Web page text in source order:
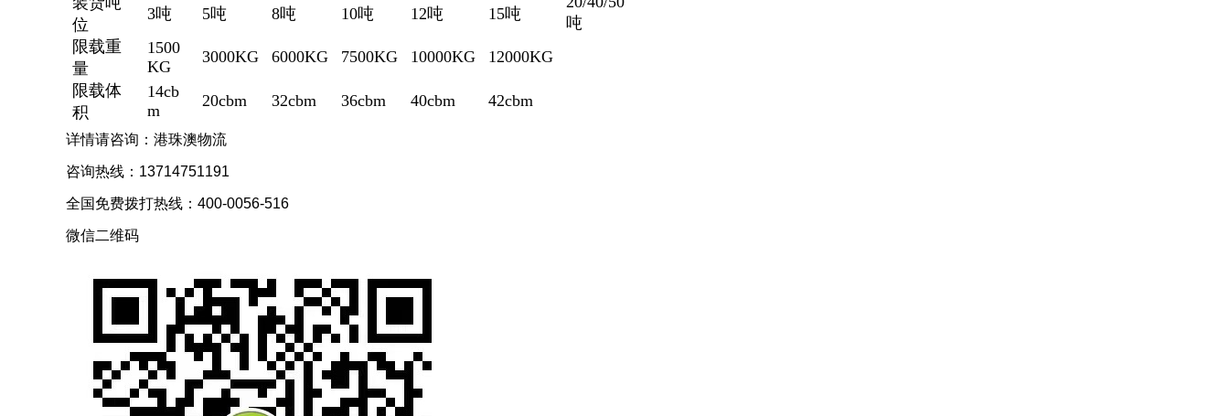
位
3吨 5吨 8吨 10吨 12吨 15吨
吨
限载重
量
1500
KG
3000KG 6000KG 7500KG 10000KG
12000KG
限载体
积
14cb
m
20cbm 32cbm 36cbm 40cbm 42cbm
详情请咨询：港珠澳物流
咨询热线：13714751191
全国免费拨打热线：400-0056-516
微信二维码